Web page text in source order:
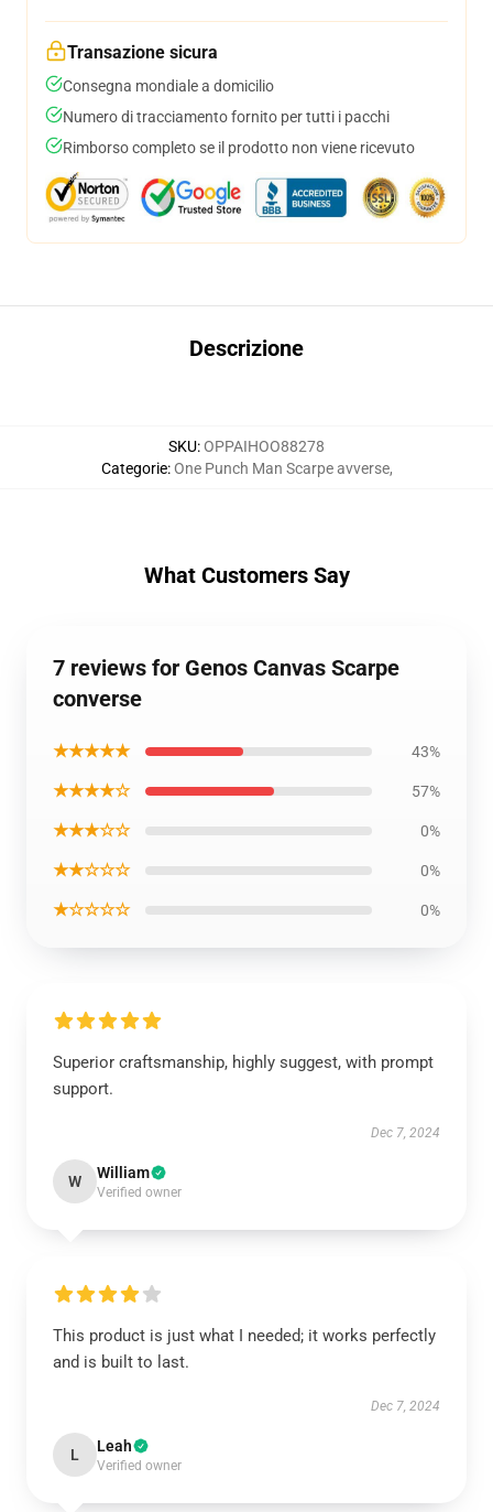
Transazione sicura
Consegna mondiale a domicilio
Numero di tracciamento fornito per tutti i pacchi
Rimborso completo se il prodotto non viene ricevuto
Descrizione
SKU:OPPAIHOO88278
Categorie:One Punch Man Scarpe avverse,
What Customers Say
7 reviews for Genos Canvas Scarpe
converse
★★★★★ 43%
★★★★☆ 57%
★★★☆☆ 0%
★★☆☆☆ 0%
★☆☆☆☆ 0%
Superior craftsmanship, highly suggest, with prompt
support.
Dec 7, 2024
W William
Verified owner
This product is just what I needed; it works perfectly
and is built to last.
Dec 7, 2024
L Leah
Verified owner